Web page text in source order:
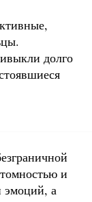
долго
и
эмоций, а